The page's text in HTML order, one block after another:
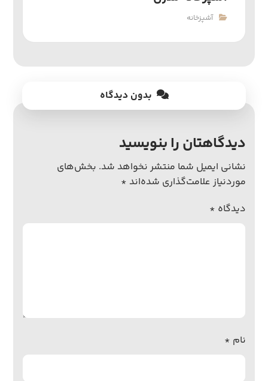
آشپزخانه
بدون دیدگاه
دیدگاهتان را بنویسید
نشانی ایمیل شما منتشر نخواهد شد. بخش‌های
موردنیاز علامت‌گذاری شده‌اند *
دیدگاه *
نام *